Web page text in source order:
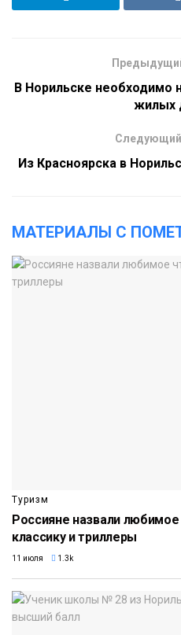
В Норильске необходимо
жилых
Из Красноярска в
МАТЕРИАЛЫ С
Туризм
Россияне назвали любимое
классику и триллеры
11 июля 1.3k